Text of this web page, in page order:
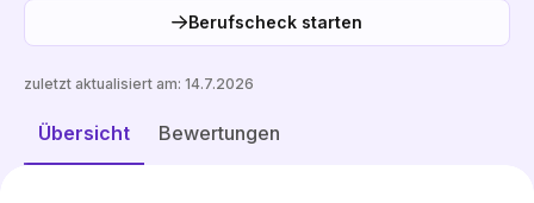
Berufscheck starten
Übersicht Bewertungen
zuletzt aktualisiert am: 14.7.2026